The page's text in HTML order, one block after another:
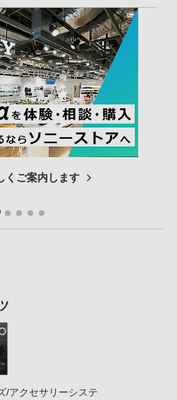
くご案内します
/アクセサリーシステ